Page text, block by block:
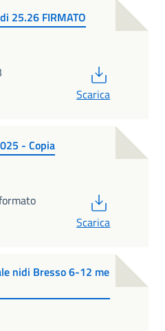
25.26 FIRMATO
Scarica
- Copia
Scarica
nidi Bresso 6-12 me